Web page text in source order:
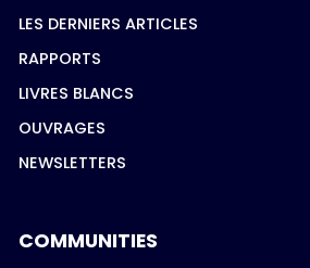
LES DERNIERS ARTICLES
RAPPORTS
LIVRES BLANCS
OUVRAGES
NEWSLETTERS
COMMUNITIES